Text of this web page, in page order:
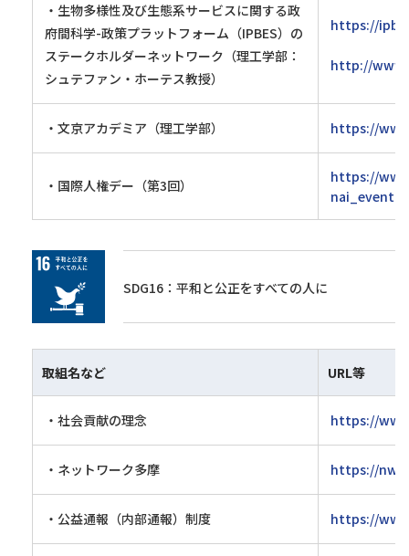
・生物多様性及び生態系サービスに関する政
府間科学-政策プラットフォーム（IPBES）の
ステークホルダーネットワーク（理工学部：
シュテファン・ホーテス教授）
https://
http://
・文京アカデミア（理工学部） https://
・国際人権デー（第3回）
https://
SDG16：平和と公正をすべての人に
取組名など URL等
・社会貢献の理念 https://
・ネットワーク多摩 https://nw-
・公益通報（内部通報）制度 https://